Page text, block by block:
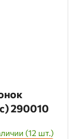
290010
(12 шт.)